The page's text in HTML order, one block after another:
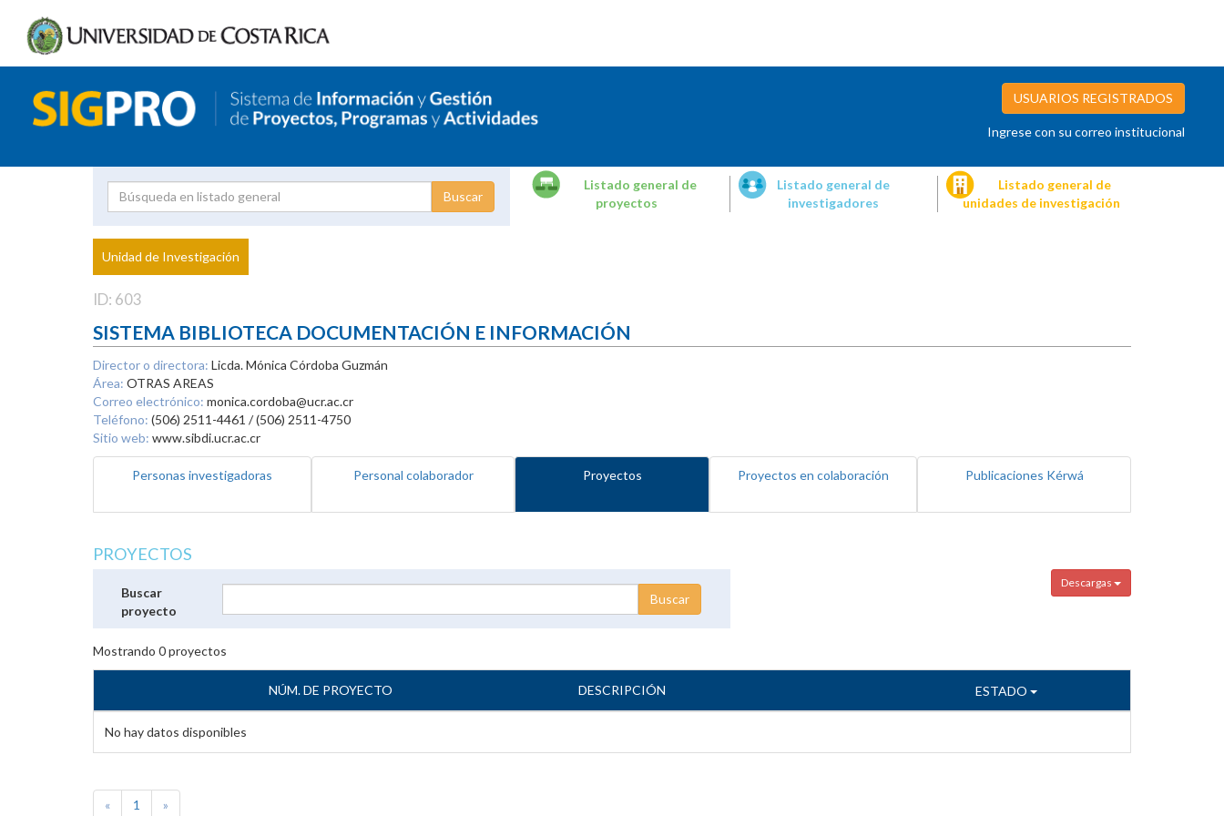
USUARIOS REGISTRADOS
Ingrese con su correo institucional
Proyecto
Investigador
Listado general de
proyectos
Listado general de
investigadores
Listado general de
unidades de investigación
Unidad de Investigación
ID: 603
SISTEMA BIBLIOTECA DOCUMENTACIÓN E INFORMACIÓN
Director o directora: Licda. Mónica Córdoba Guzmán
Área: OTRAS AREAS
Correo electrónico: monica.cordoba@ucr.ac.cr
Teléfono: (506) 2511-4461 / (506) 2511-4750
Sitio web: www.sibdi.ucr.ac.cr
Personas investigadoras Personal colaborador Proyectos Proyectos en colaboración Publicaciones Kérwá
PROYECTOS
Descargas
Buscar
proyecto
Mostrando 0proyectos
NÚM. DE PROYECTO DESCRIPCIÓN ESTADO
No hay datos disponibles
« 1 »